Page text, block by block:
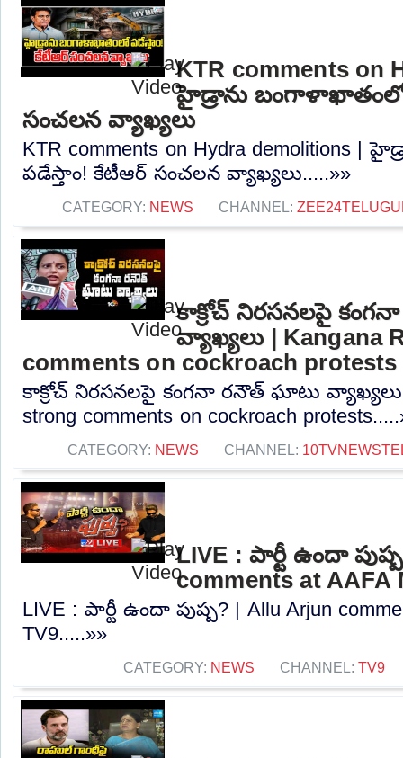
KTR comments on
హైడ్రాను బంగాళాఖాతంలో
సంచలన వ్యాఖ్యలు
KTR comments on Hydra demolitions
పడేస్తాం! కేటీఆర్ సంచలన వ్యాఖ్యలు.....»»
CATEGORY: NEWS CHANNEL:
కాక్రోచ్ నిరసనలపై
వ్యాఖ్యలు | Kangana
comments on cockroach protests
కాక్రోచ్ నిరసనలపై కంగనా రనౌత్ ఘాటు వ్యాఖ్యలు |
strong comments on cockroach
CATEGORY: NEWS CHANNEL:
LIVE : పార్టీ ఉందా
comments at AAFA
LIVE : పార్టీ ఉందా పుష్ప? | Allu Arjun
TV9.....»»
CATEGORY: NEWS CHANNEL: TV9